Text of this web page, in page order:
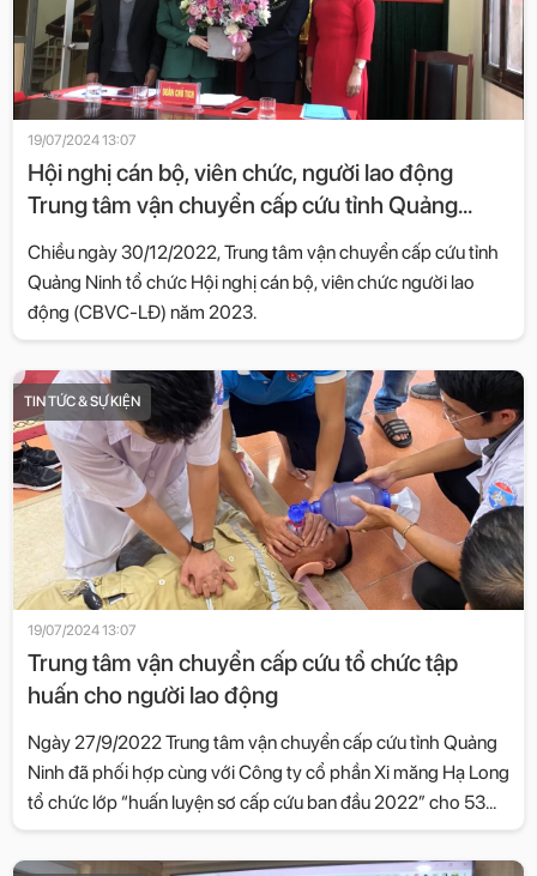
19/07/2024 13:07
Hội nghị cán bộ, viên chức, người lao động
Trung tâm vận chuyển cấp cứu tỉnh Quảng
Ninh
Chiều ngày 30/12/2022, Trung tâm vận chuyển cấp cứu tỉnh
Quảng Ninh tổ chức Hội nghị cán bộ, viên chức người lao
động (CBVC-LĐ) năm 2023.
TIN TỨC & SỰ KIỆN
19/07/2024 13:07
Trung tâm vận chuyển cấp cứu tổ chức tập
huấn cho người lao động
Ngày 27/9/2022 Trung tâm vận chuyển cấp cứu tỉnh Quảng
Ninh đã phối hợp cùng với Công ty cổ phần Xi măng Hạ Long
tổ chức lớp “huấn luyện sơ cấp cứu ban đầu 2022” cho 53
học viên.